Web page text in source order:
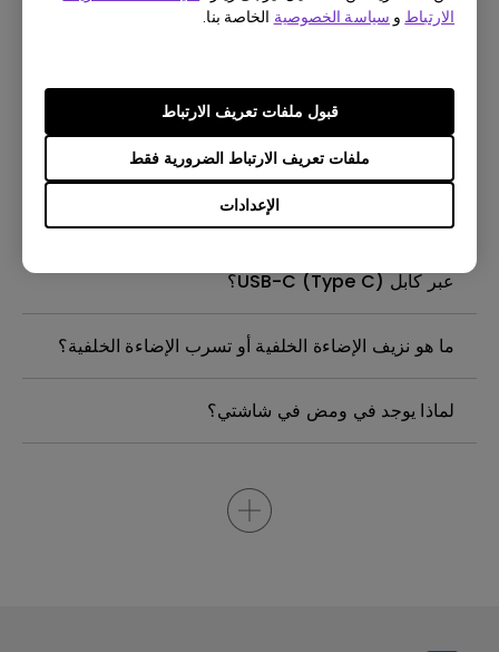
الارتباط و سياسة الخصوصية الخاصة بنا.
الإعدادات
ملفات تعريف الارتباط الضرورية فقط
قبول ملفات تعريف الارتباط
كيف يمكنني التحقق مما إذا كانت الإضاءة الخلفية
هل يوجد شريط حماية أو شريط بلاستيكي للشاشة
موجود في شاشة جهاز العرض من بينكيو الخاصة بيّ
بحاجة إلى نزعه؟
عبر كابل USB-C (Type C)؟
ما هو نزيف الإضاءة الخلفية أو تسرب الإضاءة الخلفية؟
لماذا يوجد في ومض في شاشتي؟